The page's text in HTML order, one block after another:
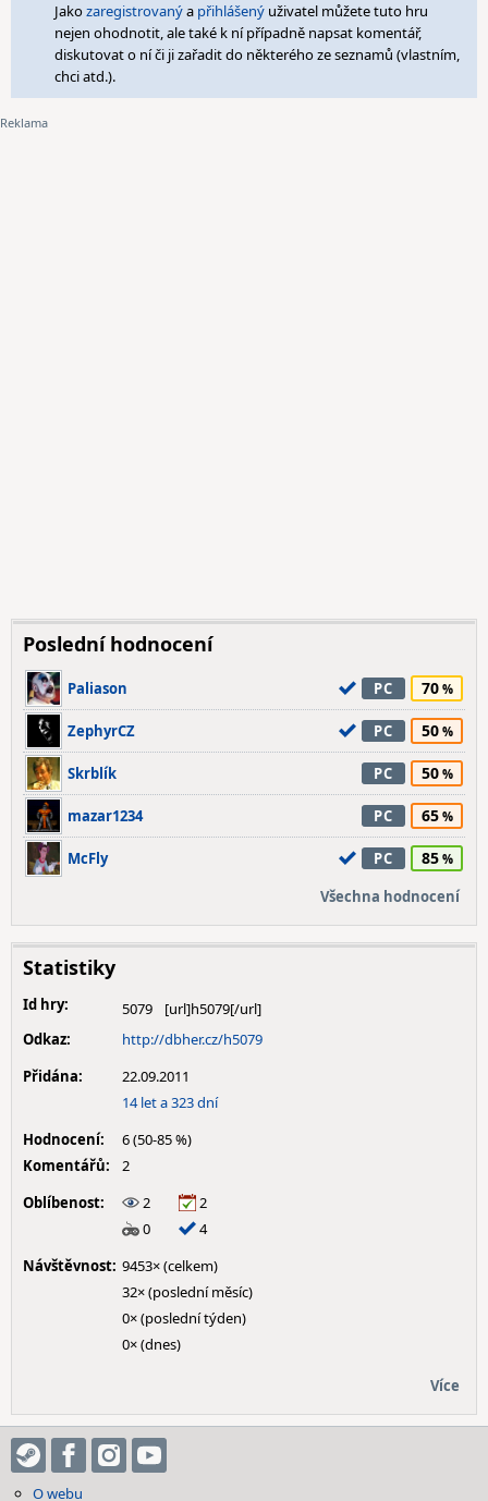
Jakozaregistrovanýa přihlášený uživatel můžete tuto hru
nejen ohodnotit, ale také k ní případně napsat komentář,
diskutovat o ní či ji zařadit do některého ze seznamů (vlastním,
chci atd.).
Poslední hodnocení
Paliason PC 70
ZephyrCZ PC 50
Skrblík PC 50
mazar1234 PC 65
McFly PC 85
Všechna hodnocení
Statistiky
Id hry:
5079
Odkaz:
http://dbher.cz/h5079
Přidána:
22.09.2011
14 let a 323 dní
Hodnocení:
6 (50-85 %)
Komentářů:
2
Oblíbenost:
2
2
0
4
Návštěvnost: 9453× (celkem)
32× (poslední měsíc)
0× (poslední týden)
0× (dnes)
Více
O webu